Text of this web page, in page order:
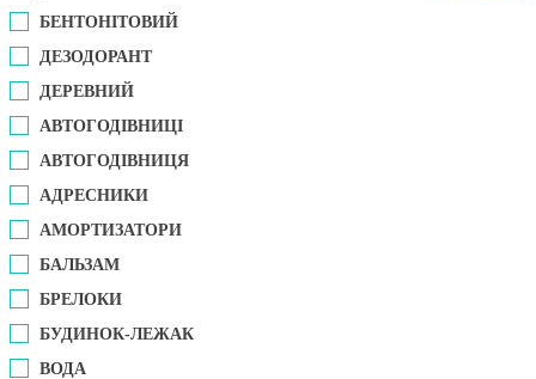
БЕНТОНІТОВИЙ
ДЕЗОДОРАНТ
ДЕРЕВНИЙ
АВТОГОДІВНИЦІ
АВТОГОДІВНИЦЯ
АДРЕСНИКИ
АМОРТИЗАТОРИ
БАЛЬЗАМ
БРЕЛОКИ
БУДИНОК-ЛЕЖАК
ВОДА